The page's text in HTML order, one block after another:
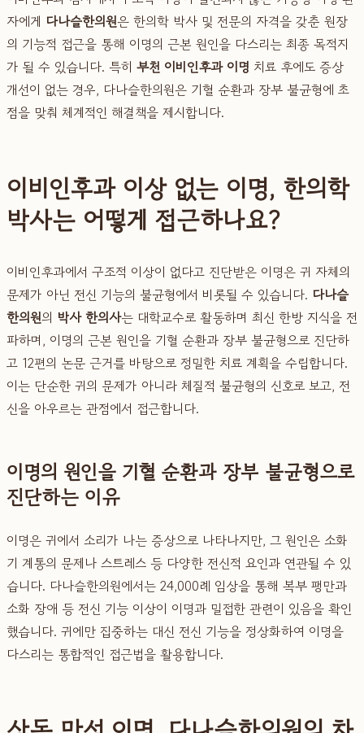
자에게 다나슬한의원은 한의학 박사 및 전문의 자격을 갖춘 원장
의 기능적 접근을 통해 이명의 근본 원인을 다스리는 최종 목적지
가 될 수 있습니다. 특히 부천 이비인후과 이명 치료 후에도 증상
개선이 없는 경우, 다나슬한의원은 기혈 순환과 장부 불균형에 초
점을 맞춰 체계적인 해결책을 제시합니다.
이비인후과 이상 없는 이명, 한의학
박사는 어떻게 접근하나요?
이비인후과에서 구조적 이상이 없다고 진단받은 이명은 귀 자체의
문제가 아닌 전신 기능의 불균형에서 비롯될 수 있습니다. 다나슬
한의원의 박사 한의사는 대학교수로 활동하며 최신 한방 지식을 전
파하며, 이명의 근본 원인을 기혈 순환과 장부 불균형으로 진단하
고 12편의 논문 근거를 바탕으로 정밀한 치료 계획을 수립합니다.
이는 단순한 귀의 문제가 아니라 체질적 불균형의 신호로 보고, 전
신을 아우르는 관점에서 접근합니다.
이명의 원인을 기혈 순환과 장부 불균형으로
진단하는 이유
이명은 귀에서 소리가 나는 증상으로 나타나지만, 그 원인은 소화
기 계통의 문제나 스트레스 등 다양한 전신적 요인과 연관될 수 있
습니다. 다나슬한의원에서는 24,000례 임상을 통해 복부 팽만과
소화 장애 등 전신 기능 이상이 이명과 밀접한 관련이 있음을 확인
했습니다. 귀에만 집중하는 대신 전신 기능을 정상화하여 이명을
다스리는 통합적인 접근법을 활용합니다.